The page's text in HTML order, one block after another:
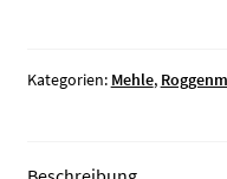
Kategorien: Mehle,